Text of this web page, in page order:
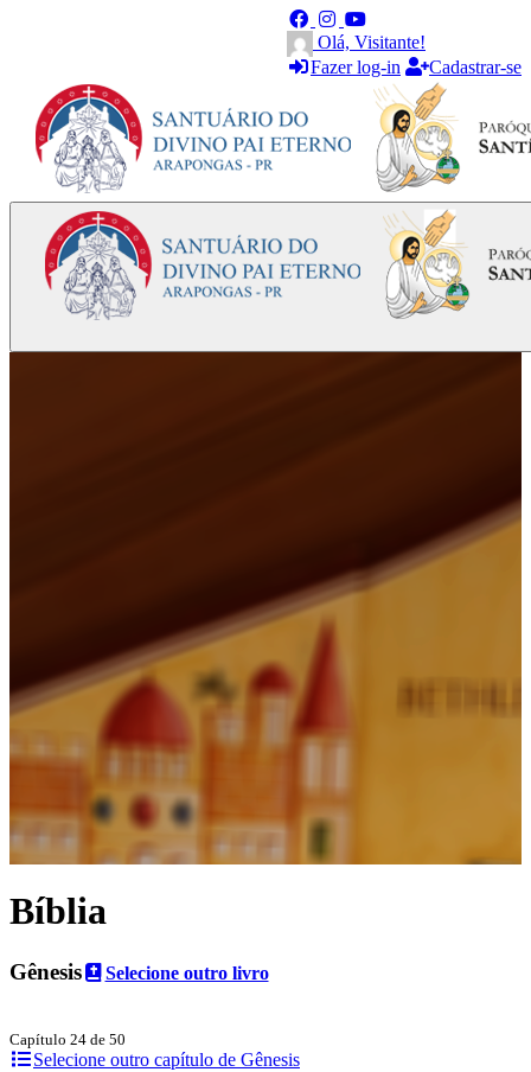
Olá, Visitante!
Fazer log-in
Cadastrar-se
Bíblia
Gênesis Selecione outro livro
Capítulo 24 de 50
Selecione outro capítulo de Gênesis